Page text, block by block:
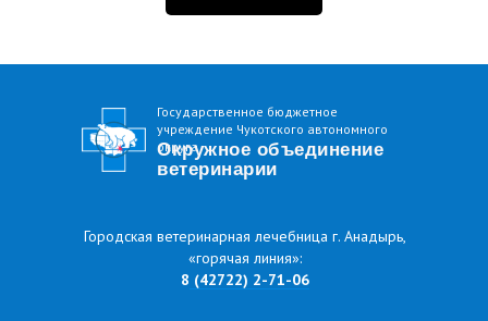
Государственное бюджетное
учреждение Чукотского автономного
округа
Окружное объединение
ветеринарии
Городская ветеринарная лечебница г. Анадырь,
«горячая линия»:
8 (42722) 2-71-06